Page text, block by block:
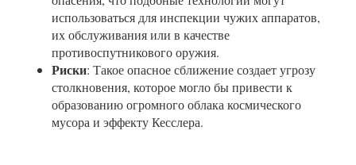
использоваться для инспекции чужих аппаратов,
их обслуживания или в качестве
противоспутникового оружия.
Риски: Такое опасное сближение создает угрозу
столкновения, которое могло бы привести к
образованию огромного облака космического
мусора и эффекту Кесслера.